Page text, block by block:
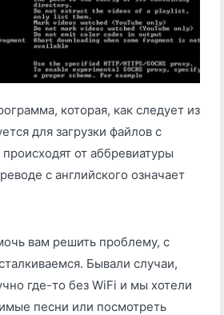
которая, как следует из
для загрузки файлов с
от аббревиатуры
с английского означает
вам решить проблему, с
Бывали случаи,
где-то без WiFi и мы хотели
песни или посмотреть